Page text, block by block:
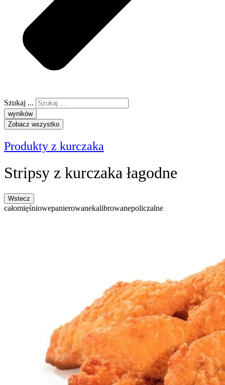
Szukaj ...
wyników
Zobacz wszystko
Produkty z kurczaka
Stripsy z kurczaka łagodne
Wstecz
całomięśniowepanierowanekalibrowanepoliczalne